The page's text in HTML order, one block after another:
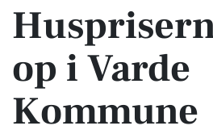
op i Varde
Kommune